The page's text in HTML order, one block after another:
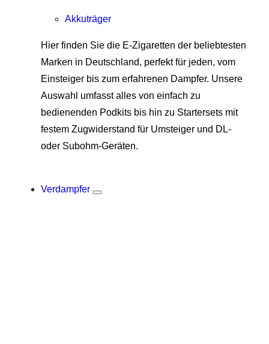
Akkuträger
Hier finden Sie die E-Zigaretten der beliebtesten
Marken in Deutschland, perfekt für jeden, vom
Einsteiger bis zum erfahrenen Dampfer. Unsere
Auswahl umfasst alles von einfach zu
bedienenden Podkits bis hin zu Startersets mit
festem Zugwiderstand für Umsteiger und DL-
oder Subohm-Geräten.
Verdampfer